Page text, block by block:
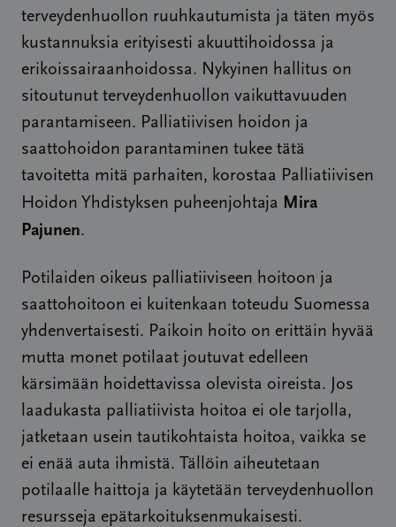
terveydenhuollon ruuhkautumista ja täten myös
kustannuksia erityisesti akuuttihoidossa ja
erikoissairaanhoidossa. Nykyinen hallitus on
sitoutunut terveydenhuollon vaikuttavuuden
parantamiseen. Palliatiivisen hoidon ja
saattohoidon parantaminen tukee tätä
tavoitetta mitä parhaiten, korostaa Palliatiivisen
Hoidon Yhdistyksen puheenjohtaja Mira
Pajunen.
Potilaiden oikeus palliatiiviseen hoitoon ja
saattohoitoon ei kuitenkaan toteudu Suomessa
yhdenvertaisesti. Paikoin hoito on erittäin hyvää
mutta monet potilaat joutuvat edelleen
kärsimään hoidettavissa olevista oireista. Jos
laadukasta palliatiivista hoitoa ei ole tarjolla,
jatketaan usein tautikohtaista hoitoa, vaikka se
ei enää auta ihmistä. Tällöin aiheutetaan
potilaalle haittoja ja käytetään terveydenhuollon
resursseja epätarkoituksenmukaisesti.